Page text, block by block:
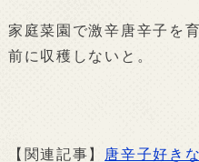
家庭菜園で激辛唐辛子を
前に収穫しないと。
【関連記事】
唐辛子好き